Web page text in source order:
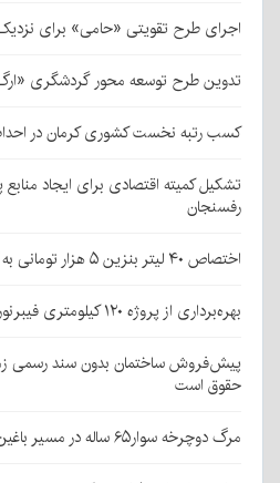
اجرای طرح تقویتی «حامی» برای نزدیک به ۱۰ هزار دانش‌آموز
تدوین طرح توسعه محور گردشگری
کسب رتبه نخست کشوری کرمان در
تشکیل کمیته اقتصادی برای ایجاد
رفسنجان
اختصاص ۴۰ لیتر بنزین ۵ هزار تومانی به کارت سوخت کرمانی‌ها
بهره‌برداری از پروژه ۱۲۰ کیلومتری فیبرنوری روستایی در قلعه‌گنج
پیش‌فروش ساختمان بدون سند رسمی
حقوق است
مرگ دوچرخه سوار۶۵ ساله در مسیر باغین